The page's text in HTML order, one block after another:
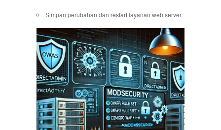
Simpan perubahan dan restart layanan web server.